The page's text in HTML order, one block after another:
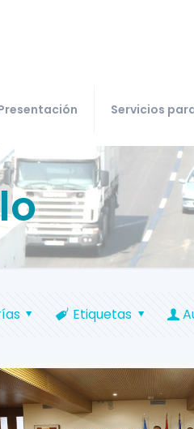
Servicios
Etiquetas